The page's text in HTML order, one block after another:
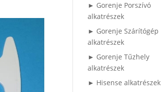
► Gorenje Porszívó
alkatrészek
► Gorenje Szárítógép
alkatrészek
► Gorenje Tűzhely
alkatrészek
► Hisense alkatrészek